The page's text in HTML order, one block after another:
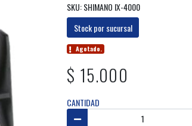
SKU: SHIMANO IX-4000
Stock por sucursal
Agotado.
$ 15.000
CANTIDAD